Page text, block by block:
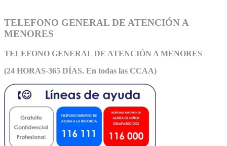
TELEFONO GENERAL DE ATENCIÓN A
MENORES
TELEFONO GENERAL DE ATENCIÓN A MENORES
(24 HORAS-365 DÍAS. En todas las CCAA)